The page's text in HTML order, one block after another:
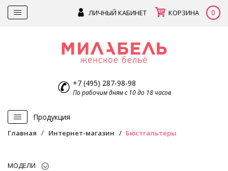
ЛИЧНЫЙ КАБИНЕТ КОРЗИНА 0
+7 (495) 287-98-98
По рабочим дням с 10 до 18 часов
Продукция
Главная Интернет-магазин Бюстгальтеры
МОДЕЛИ